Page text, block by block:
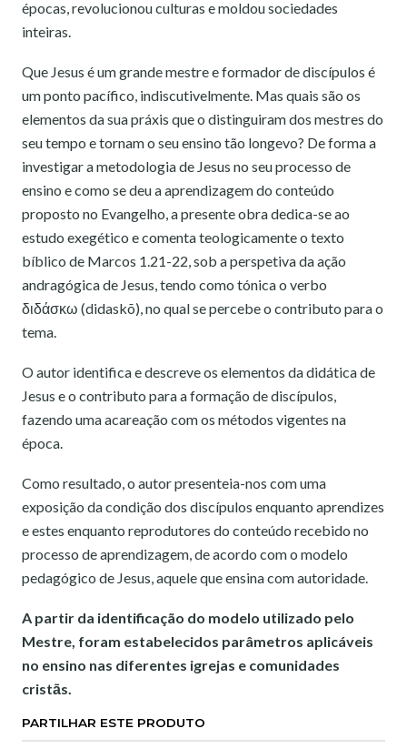
épocas, revolucionou culturas e moldou sociedades
inteiras.
Que Jesus é um grande mestre e formador de discípulos é
um ponto pacífico, indiscutivelmente. Mas quais são os
elementos da sua práxis que o distinguiram dos mestres do
seu tempo e tornam o seu ensino tão longevo? De forma a
investigar a metodologia de Jesus no seu processo de
ensino e como se deu a aprendizagem do conteúdo
proposto no Evangelho, a presente obra dedica-se ao
estudo exegético e comenta teologicamente o texto
bíblico de Marcos 1.21-22, sob a perspetiva da ação
andragógica de Jesus, tendo como tónica o verbo
διδάσκω (didaskõ), no qual se percebe o contributo para o
tema.
O autor identifica e descreve os elementos da didática de
Jesus e o contributo para a formação de discípulos,
fazendo uma acareação com os métodos vigentes na
época.
Como resultado, o autor presenteia-nos com uma
exposição da condição dos discípulos enquanto aprendizes
e estes enquanto reprodutores do conteúdo recebido no
processo de aprendizagem, de acordo com o modelo
pedagógico de Jesus, aquele que ensina com autoridade.
A partir da identificação do modelo utilizado pelo
Mestre, foram estabelecidos parâmetros aplicáveis ​​
no ensino nas diferentes igrejas e comunidades
cristās.
PARTILHAR ESTE PRODUTO